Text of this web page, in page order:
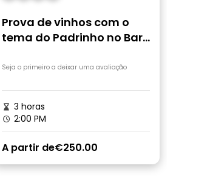
Prova de vinhos com o
tema do Padrinho no Bar
Seja o primeiro a deixar uma avaliação
3 horas
2:00 PM
A partir de€250.00